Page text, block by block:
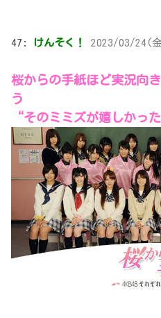
47: けんそく！ 2023/03/24(
桜からの手紙ほど実況向
う
“そのミミズが嬉しかっ